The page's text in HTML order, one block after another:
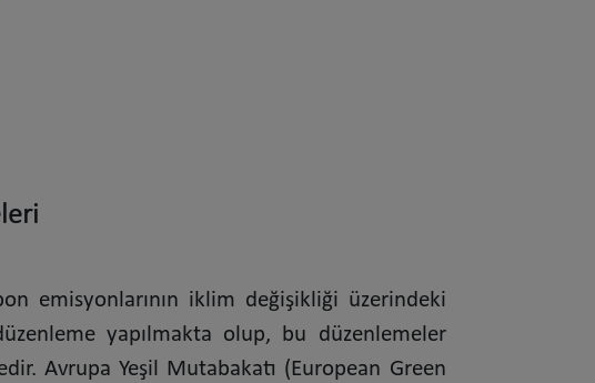
emisyonlarının iklim değişikliği üzerindeki
yapılmakta olup, bu düzenlemeler
Avrupa Yeşil Mutabakatı (European Green